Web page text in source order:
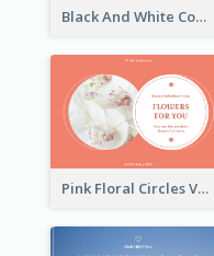
Black And White Computer Photo New Year Gift Card
Pink Floral Circles Valentines Day Gift Card